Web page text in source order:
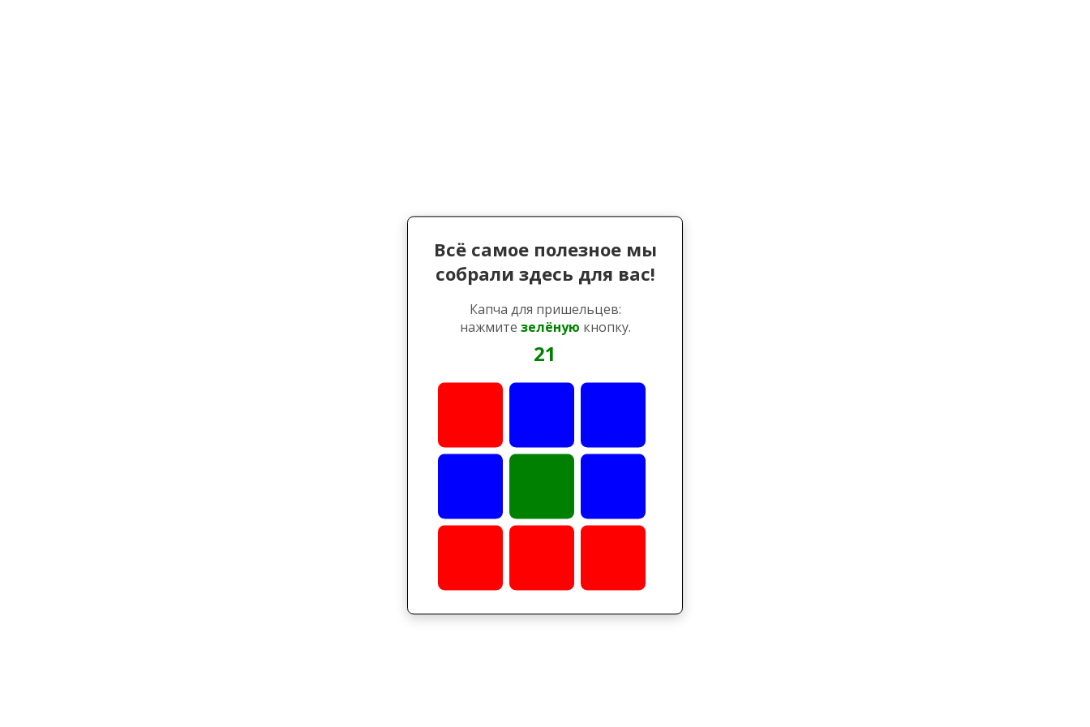
Всё самое полезное мы
собрали здесь для вас!
Капча для пришельцев:
нажмите зелёную кнопку.
21